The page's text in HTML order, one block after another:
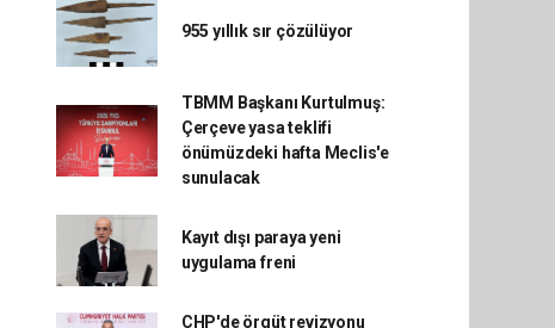
955 yıllık sır çözülüyor
TBMM Başkanı Kurtulmuş:
Çerçeve yasa teklifi
önümüzdeki hafta Meclis'e
sunulacak
Kayıt dışı paraya yeni
uygulama freni
CHP'de örgüt revizyonu